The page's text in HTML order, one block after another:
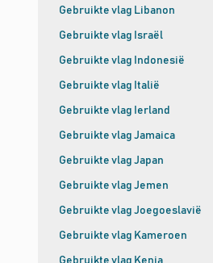
Gebruikte vlag Libanon
Gebruikte vlag Israël
Gebruikte vlag Indonesië
Gebruikte vlag Italië
Gebruikte vlag Ierland
Gebruikte vlag Jamaica
Gebruikte vlag Japan
Gebruikte vlag Jemen
Gebruikte vlag Joegoeslavië
Gebruikte vlag Kameroen
Gebruikte vlag Kenia